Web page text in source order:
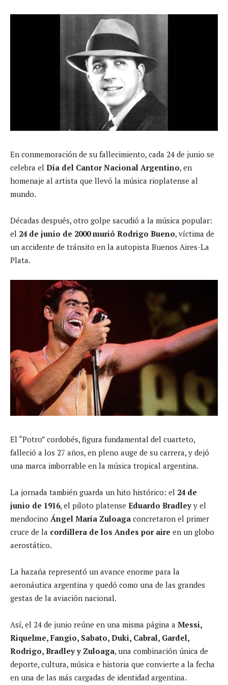
En conmemoración de su fallecimiento, cada 24 de junio se
celebra el Día del Cantor Nacional Argentino, en
homenaje al artista que llevó la música rioplatense al
mundo.
Décadas después, otro golpe sacudió a la música popular:
el 24 de junio de 2000 murió Rodrigo Bueno, víctima de
un accidente de tránsito en la autopista Buenos Aires-La
Plata.
El “Potro” cordobés, figura fundamental del cuarteto,
falleció a los 27 años, en pleno auge de su carrera, y dejó
una marca imborrable en la música tropical argentina.
La jornada también guarda un hito histórico: el 24 de
junio de 1916, el piloto platense Eduardo Bradley y el
mendocino Ángel María Zuloaga concretaron el primer
cruce de la cordillera de los Andes por aire en un globo
aerostático.
La hazaña representó un avance enorme para la
aeronáutica argentina y quedó como una de las grandes
gestas de la aviación nacional.
Así, el 24 de junio reúne en una misma página a Messi,
Riquelme, Fangio, Sabato, Duki, Cabral, Gardel,
Rodrigo, Bradley y Zuloaga, una combinación única de
deporte, cultura, música e historia que convierte a la fecha
en una de las más cargadas de identidad argentina.